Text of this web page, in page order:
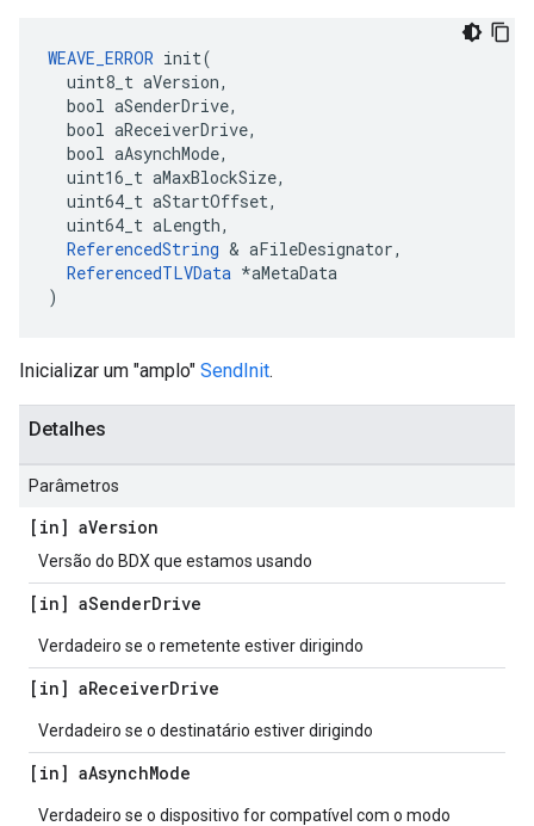
WEAVE_ERROR init(
  uint8_t aVersion,
  bool aSenderDrive,
  bool aReceiverDrive,
  bool aAsynchMode,
  uint16_t aMaxBlockSize,
  uint64_t aStartOffset,
  uint64_t aLength,
ReferencedString & aFileDesignator,
ReferencedTLVData *aMetaData
)
Inicializar um "amplo" SendInit.
Detalhes
Parâmetros
[in] aVersion
Versão do BDX que estamos usando
[in] aSenderDrive
Verdadeiro se o remetente estiver dirigindo
[in] aReceiverDrive
Verdadeiro se o destinatário estiver dirigindo
[in] aAsynchMode
Verdadeiro se o dispositivo for compatível com o modo